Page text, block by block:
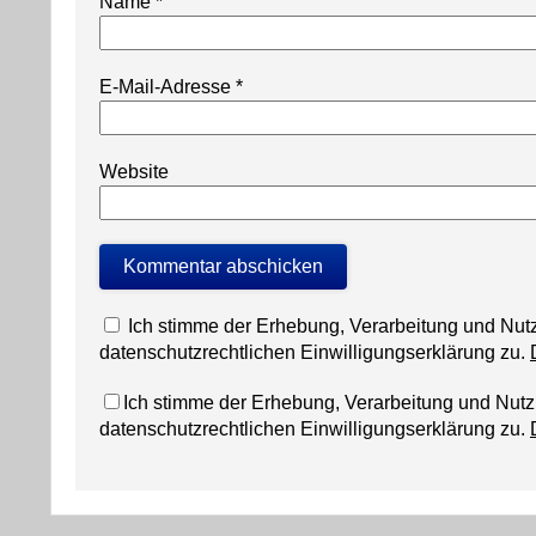
E-Mail-Adresse *
Website
Ich stimme der Erhebung, Verarbeitung und
datenschutzrechtlichen Einwilligungserklärung zu.
Ich stimme der Erhebung, Verarbeitung und
datenschutzrechtlichen Einwilligungserklärung zu.